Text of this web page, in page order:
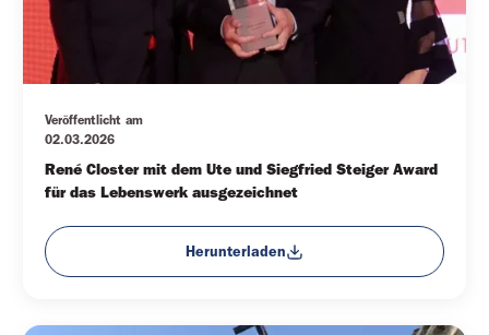
Veröffentlicht am
02.03.2026
René Closter mit dem Ute und Siegfried Steiger Award
für das Lebenswerk ausgezeichnet
Herunterladen